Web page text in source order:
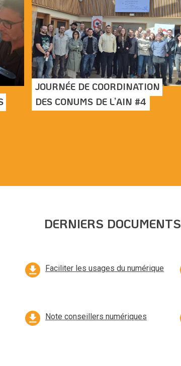
JOURNÉE DE COORDINATION
DES CONUMS DE L’AIN #4
DERNIERS DOCUMENTS
Faciliter les usages du numérique
Note conseillers numériques